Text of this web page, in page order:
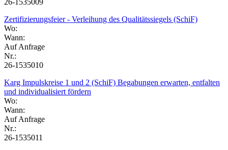
26-1535009
Zertifizierungsfeier - Verleihung des Qualitätssiegels (SchiF)
Wo:
Wann:
Auf Anfrage
Nr.:
26-1535010
Karg Impulskreise 1 und 2 (SchiF) Begabungen erwarten, entfalten
und individualisiert fördern
Wo:
Wann:
Auf Anfrage
Nr.:
26-1535011